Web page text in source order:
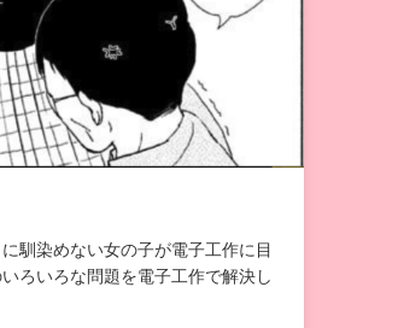
馴染めない女の子が電子工作に目
ろいろな問題を電子工作で解決し